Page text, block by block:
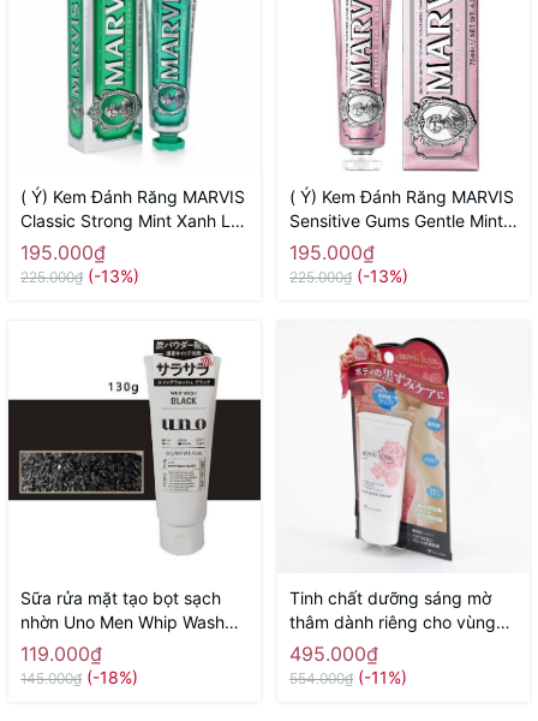
( Ý) Kem Đánh Răng MARVIS
Classic Strong Mint Xanh Lá
( Vị Bạc Hà Thơm Mát)
195.000₫
225.000₫ (-13%)
( Ý) Kem Đánh Răng MARVIS
Sensitive Gums Gentle Mint
75ml Màu Hồng (Răng Nhạy
Cảm)
195.000₫
225.000₫ (-13%)
Sữa rửa mặt tạo bọt sạch
nhờn Uno Men Whip Wash
Black 130g - Hàng Nhật
chính hãng
119.000₫
145.000₫ (-18%)
Tinh chất dưỡng sáng mờ
thâm dành riêng cho vùng
nhũ hoa, vùng bikini, nách,
đùi trong Beppin Body Virgin
495.000₫
554.000₫ (-11%)